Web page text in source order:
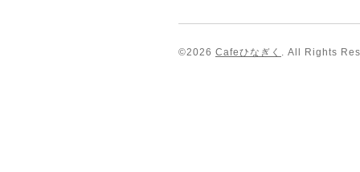
©2026 Cafeひなぎく . All Rights